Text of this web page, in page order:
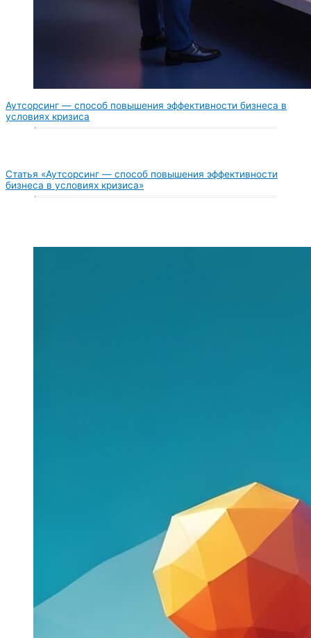
Аутсорсинг — способ повышения эффективности бизнеса в
условиях кризиса
Статья «Аутсорсинг — способ повышения эффективности
бизнеса в условиях кризиса»